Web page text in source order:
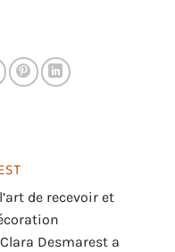
de recevoir et
Desmarest a